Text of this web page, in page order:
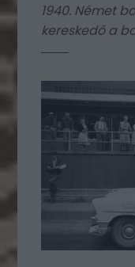
1940. Német
kereskedő a